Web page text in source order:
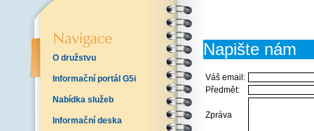
O družstvu
Informační portál G5i
Nabídka služeb
Informační deska
Napište nám
Váš email:
Předmět:
Zpráva